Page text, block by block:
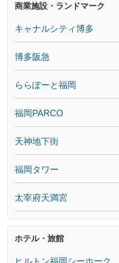
商業施設・ランドマーク
キャナルシティ博多
博多阪急
ららぽーと福岡
福岡PARCO
天神地下街
福岡タワー
太宰府天満宮
ホテル・旅館
ヒルトン福岡シーホーク